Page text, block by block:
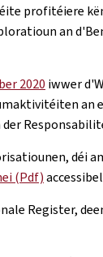
profitéiere
an
2020 iwwer
an
déi
(Pdf)
Register,